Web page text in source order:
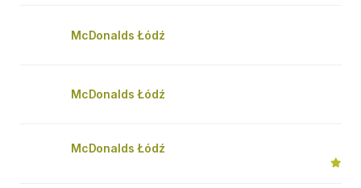
McDonalds Łódź
McDonalds Łódź
McDonalds Łódź